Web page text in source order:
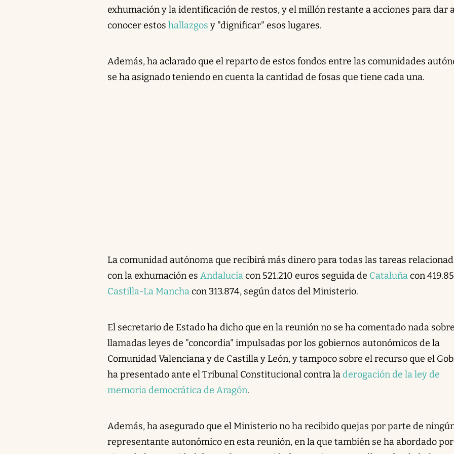
exhumación y la identificación de restos, y el millón restante a acciones para dar
conocer estos hallazgos y "dignificar" esos lugares.
Además, ha aclarado que el reparto de estos fondos entre las comunidades
se ha asignado teniendo en cuenta la cantidad de fosas que tiene cada una.
La comunidad autónoma que recibirá más dinero para todas las tareas
con la exhumación es Andalucíacon 521.210 euros seguida de Cataluñacon
Castilla-La Manchacon 313.874, según datos del Ministerio.
El secretario de Estado ha dicho que en la reunión no se ha comentado nada
llamadas leyes de "concordia" impulsadas por los gobiernos autonómicos de la
Comunidad Valenciana y de Castilla y León, y tampoco sobre el recurso que el
ha presentado ante el Tribunal Constitucional contra laderogación de la ley de
memoria democrática de Aragón.
Además, ha asegurado que el Ministerio no ha recibido quejas por parte de
representante autonómico en esta reunión, en la que también se ha abordado por